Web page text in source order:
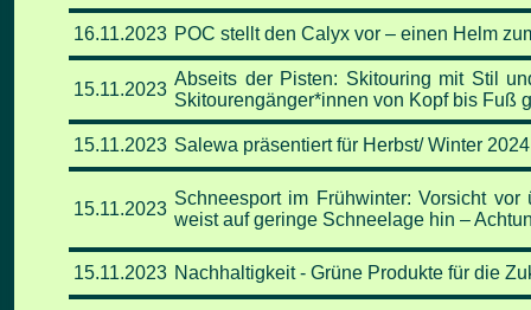
16.11.2023 POC stellt den Calyx vor – einen Helm
15.11.2023
Abseits der Pisten: Skitouring mit Stil
Skitourengänger*innen von Kopf bis Fuß
15.11.2023 Salewa präsentiert für Herbst/ Winter
15.11.2023
Schneesport im Frühwinter: Vorsicht
weist auf geringe Schneelage hin –
15.11.2023 Nachhaltigkeit - Grüne Produkte für die